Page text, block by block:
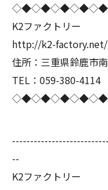
K2ファクトリー
http://k2-factory.net/
住所：三重県鈴鹿市
TEL：059-380-4114
--
K2ファクトリー